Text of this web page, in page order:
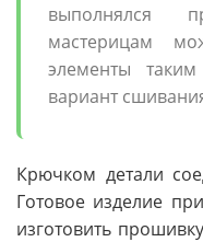
выполнялся
мастерицам
элементы
вариант
Крючком детали
Готовое изделие
изготовить